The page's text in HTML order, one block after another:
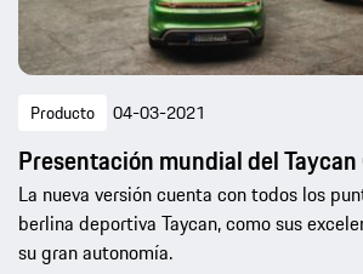
Producto 04-03-2021
Presentación mundial del
La nueva versión cuenta con todos los
berlina deportiva Taycan, como sus
su gran autonomía.